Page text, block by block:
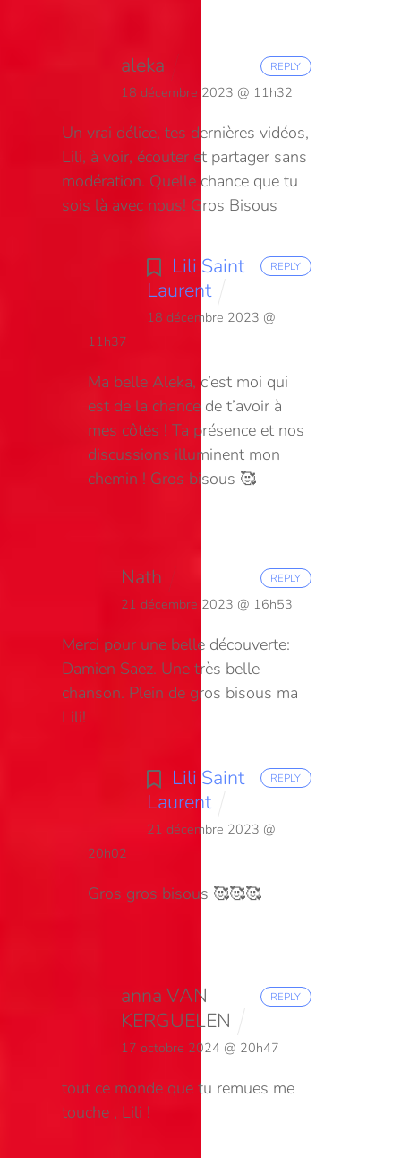
aleka
18 décembre 2023 @ 11h32
Un vrai délice, tes dernières vidéos,
Lili, à voir, écouter et partager sans
modération. Quelle chance que tu
sois là avec nous! Gros Bisous
REPLY
Lili Saint
Laurent
18 décembre 2023 @
11h37
Ma belle Aleka, c’est moi qui
est de la chance de t’avoir à
mes côtés ! Ta présence et nos
discussions illuminent mon
chemin ! Gros bisous 🥰
REPLY
Nath
21 décembre 2023 @ 16h53
Merci pour une belle découverte:
Damien Saez. Une très belle
chanson. Plein de gros bisous ma
Lili!
REPLY
Lili Saint
Laurent
21 décembre 2023 @
20h02
Gros gros bisous 🥰🥰🥰
REPLY
anna VAN
KERGUELEN
17 octobre 2024 @ 20h47
tout ce monde que tu remues me
touche , Lili !
REPLY